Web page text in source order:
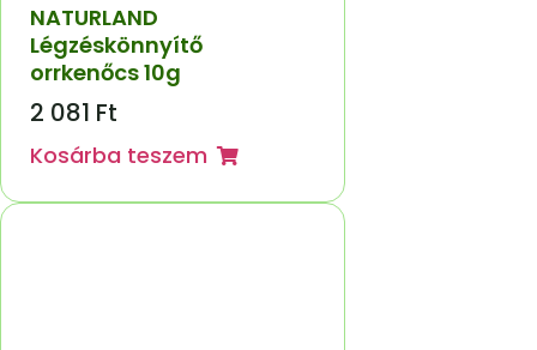
NATURLAND
Légzéskönnyítő
orrkenőcs 10g
2 081 Ft
Kosárba teszem